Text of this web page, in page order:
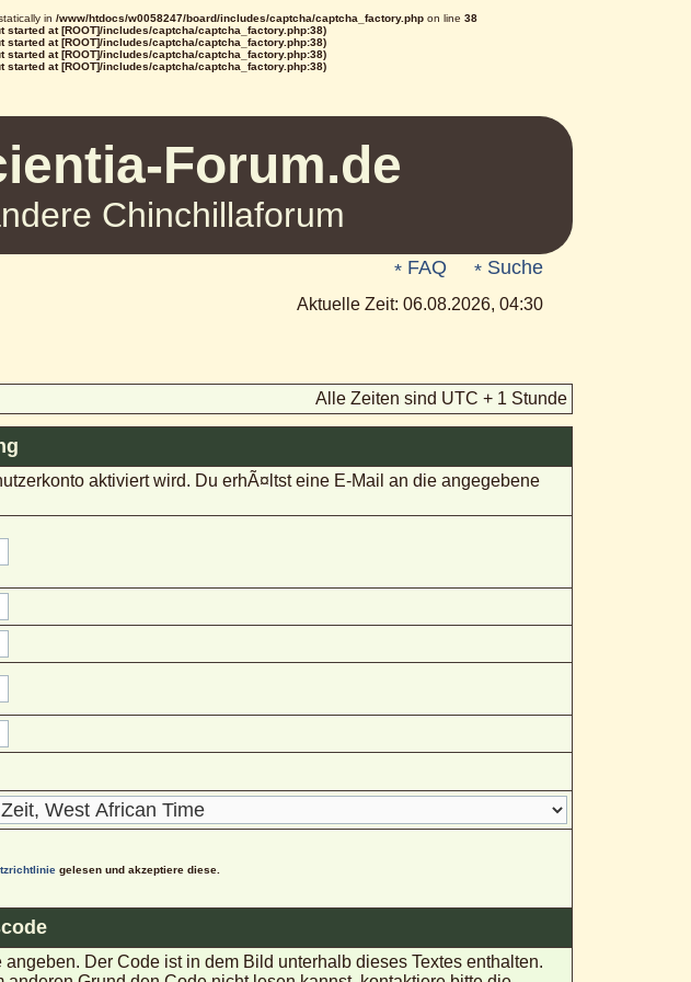
in /www/htdocs/w0058247/board/includes/captcha/captcha_factory.php on line 38
at [ROOT]/includes/captcha/captcha_factory.php:38)
at [ROOT]/includes/captcha/captcha_factory.php:38)
at [ROOT]/includes/captcha/captcha_factory.php:38)
at [ROOT]/includes/captcha/captcha_factory.php:38)
Forum.de
Chinchillaforum
FAQ Suche
Aktuelle Zeit: 06.08.2026, 04:30
Alle Zeiten sind UTC + 1 Stunde
aktiviert wird. Du erhÃ¤ltst eine E-Mail an die angegebene
gelesen und akzeptiere diese.
Der Code ist in dem Bild unterhalb dieses Textes enthalten.